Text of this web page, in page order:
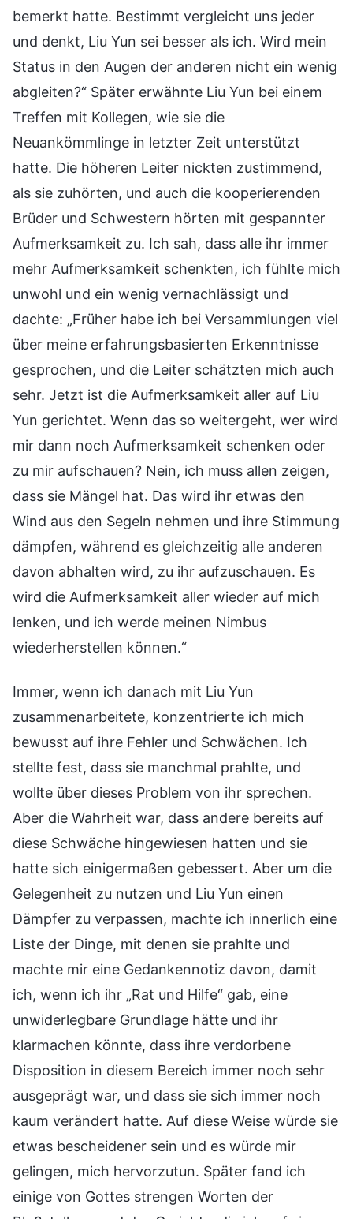
bemerkt hatte. Bestimmt vergleicht uns jeder
und denkt, Liu Yun sei besser als ich. Wird mein
Status in den Augen der anderen nicht ein wenig
abgleiten?“ Später erwähnte Liu Yun bei einem
Treffen mit Kollegen, wie sie die
Neuankömmlinge in letzter Zeit unterstützt
hatte. Die höheren Leiter nickten zustimmend,
als sie zuhörten, und auch die kooperierenden
Brüder und Schwestern hörten mit gespannter
Aufmerksamkeit zu. Ich sah, dass alle ihr immer
mehr Aufmerksamkeit schenkten, ich fühlte mich
unwohl und ein wenig vernachlässigt und
dachte: „Früher habe ich bei Versammlungen viel
über meine erfahrungsbasierten Erkenntnisse
gesprochen, und die Leiter schätzten mich auch
sehr. Jetzt ist die Aufmerksamkeit aller auf Liu
Yun gerichtet. Wenn das so weitergeht, wer wird
mir dann noch Aufmerksamkeit schenken oder
zu mir aufschauen? Nein, ich muss allen zeigen,
dass sie Mängel hat. Das wird ihr etwas den
Wind aus den Segeln nehmen und ihre Stimmung
dämpfen, während es gleichzeitig alle anderen
davon abhalten wird, zu ihr aufzuschauen. Es
wird die Aufmerksamkeit aller wieder auf mich
lenken, und ich werde meinen Nimbus
wiederherstellen können.“
Immer, wenn ich danach mit Liu Yun
zusammenarbeitete, konzentrierte ich mich
bewusst auf ihre Fehler und Schwächen. Ich
stellte fest, dass sie manchmal prahlte, und
wollte über dieses Problem von ihr sprechen.
Aber die Wahrheit war, dass andere bereits auf
diese Schwäche hingewiesen hatten und sie
hatte sich einigermaßen gebessert. Aber um die
Gelegenheit zu nutzen und Liu Yun einen
Dämpfer zu verpassen, machte ich innerlich eine
Liste der Dinge, mit denen sie prahlte und
machte mir eine Gedankennotiz davon, damit
ich, wenn ich ihr „Rat und Hilfe“ gab, eine
unwiderlegbare Grundlage hätte und ihr
klarmachen könnte, dass ihre verdorbene
Disposition in diesem Bereich immer noch sehr
ausgeprägt war, und dass sie sich immer noch
kaum verändert hatte. Auf diese Weise würde sie
etwas bescheidener sein und es würde mir
gelingen, mich hervorzutun. Später fand ich
einige von Gottes strengen Worten der